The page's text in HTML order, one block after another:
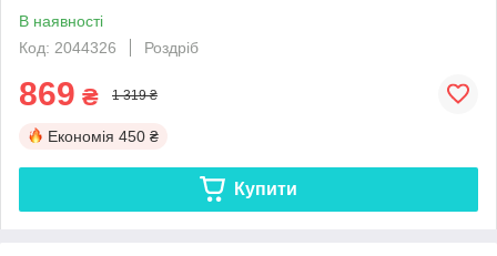
В наявності
Код: 2044326
Роздріб
869 ₴ 1 319 ₴
Економія 450 ₴
Купити